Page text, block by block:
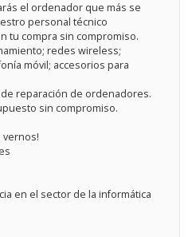
el ordenador que más se
personal técnico
tu compra sin compromiso.
redes wireless;
móvil; accesorios para
reparación de ordenadores.
sin compromiso.
vernos!
en el sector de la informática